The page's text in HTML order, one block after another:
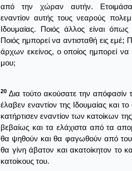
από την χώραν αυτήν.
εναντίον αυτής τους νεαρούς
Ιδουμαίας. Ποιός άλλος είναι
Ποιός ημπορεί να αντισταθή εις εμέ;
άρχων εκείνος, ο οποίος ημπορεί να
μου;
20 Δια τούτο ακούσατε την απόφασίν
έλαβεν εναντίον της Ιδουμαίας και
κατήρτισεν εναντίον των κατοίκων
βεβαίως και τα ελάχιστα από τα
θα ψηθούν και θα φαγωθούν από
θα γίνη άβατον και ακατοίκητον το
κατοίκους του.